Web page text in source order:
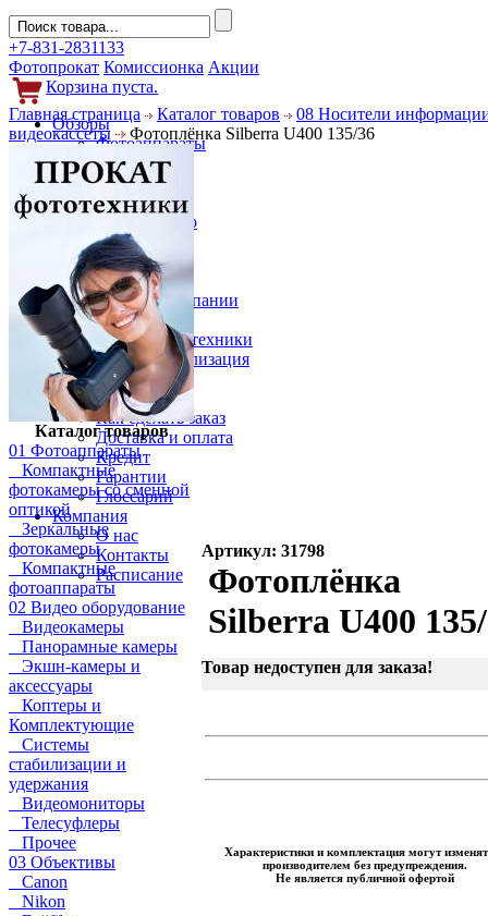
+7-831-2831133
Фотопрокат Комиссионка Акции
Корзина пуста.
Обзоры
Фотоаппараты
Объективы
Фильтры
Новости
Фото и видео
Гаджеты
Аксессуары
Слухи
Новости компании
Услуги
Прокат фототехники
Выкуп и реализация
Покупателям
Акции
Как сделать заказ
Доставка и оплата
Кредит
Гарантии
Глоссарий
Компания
О нас
Контакты
Расписание
Главная страница Каталог товаров
08 Носители
видеокассеты
Фотоплёнка Silberra U400 135/36
Каталог товаров
01 Фотоаппараты
Компактные
фотокамеры со сменной
оптикой
Зеркальные
фотокамеры
Компактные
фотоаппараты
02 Видео оборудование
Видеокамеры
Панорамные камеры
Экшн-камеры и
аксессуары
Коптеры и
Комплектующие
Системы
стабилизации и
удержания
Видеомониторы
Телесуфлеры
Прочее
03 Объективы
Canon
Nikon
Артикул: 31798
Фотоплёнка
Silberra U400
Товар недоступен для заказа!
Характеристики и комплектация могут
производителем без предупреждения.
Не является публичной офертой